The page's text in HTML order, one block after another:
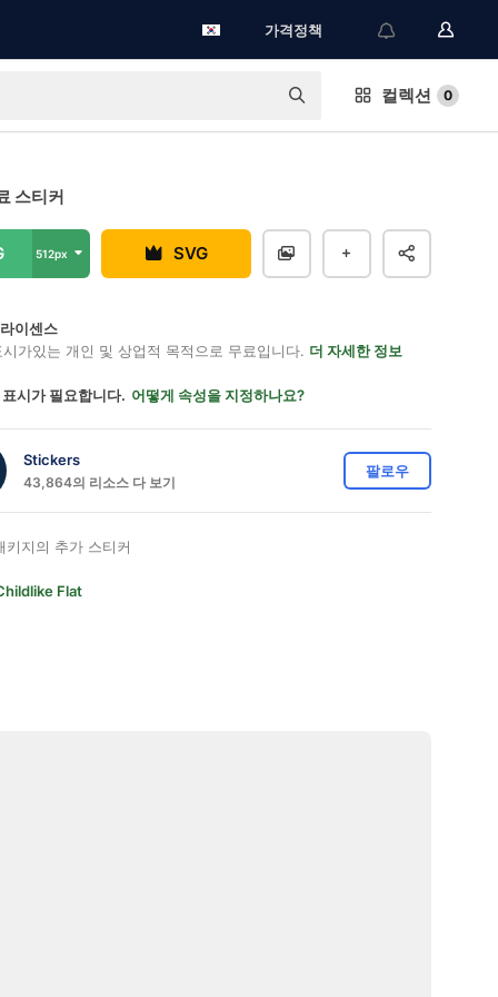
가격정책
컬렉션 0
스티커
512px SVG
이센스
가있는 개인 및 상업적 목적으로 무료입니다. 더 자세한 정보
시가 필요합니다. 어떻게 속성을 지정하나요?
Stickers
43,864의 리소스 다 보기
팔로우
지의 추가 스티커
Flat